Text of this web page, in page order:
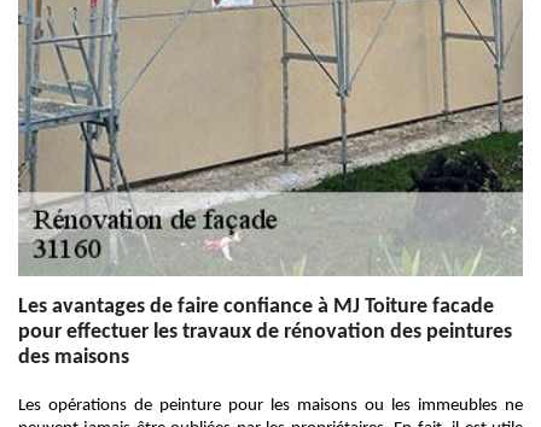
Les avantages de faire confiance à MJ Toiture facade
pour effectuer les travaux de rénovation des peintures
des maisons
Les opérations de peinture pour les maisons ou les immeubles ne